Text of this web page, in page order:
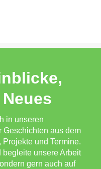
in unseren
Geschichten aus dem
und Termine.
begleite unsere Arbeit
gern auch auf